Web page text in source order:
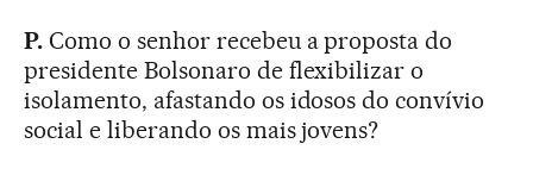
P. Como o senhor recebeu a proposta do
presidente Bolsonaro de flexibilizar o
isolamento, afastando os idosos do convívio
social e liberando os mais jovens?